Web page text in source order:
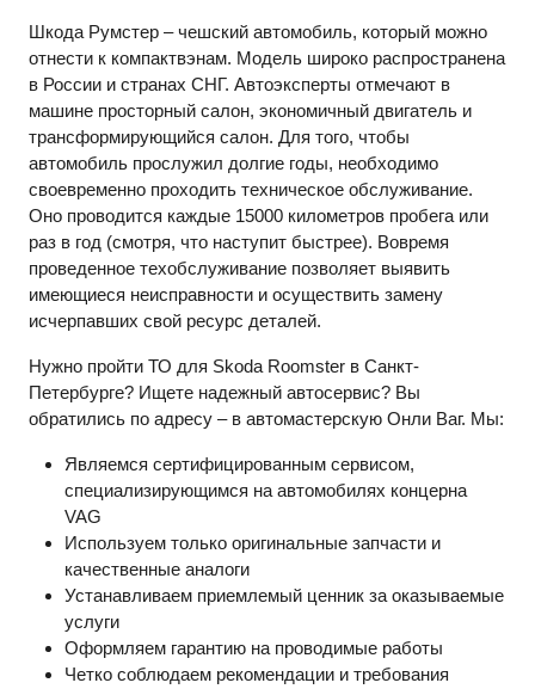
Шкода Румстер – чешский автомобиль, который можно
отнести к компактвэнам. Модель широко распространена
в России и странах СНГ. Автоэксперты отмечают в
машине просторный салон, экономичный двигатель и
трансформирующийся салон. Для того, чтобы
автомобиль прослужил долгие годы, необходимо
своевременно проходить техническое обслуживание.
Оно проводится каждые 15000 километров пробега или
раз в год (смотря, что наступит быстрее). Вовремя
проведенное техобслуживание позволяет выявить
имеющиеся неисправности и осуществить замену
исчерпавших свой ресурс деталей.
Нужно пройти ТО для Skoda Roomster в Санкт-
Петербурге? Ищете надежный автосервис? Вы
обратились по адресу – в автомастерскую Онли Ваг. Мы:
Являемся сертифицированным сервисом,
специализирующимся на автомобилях концерна
VAG
Используем только оригинальные запчасти и
качественные аналоги
Устанавливаем приемлемый ценник за оказываемые
услуги
Оформляем гарантию на проводимые работы
Четко соблюдаем рекомендации и требования